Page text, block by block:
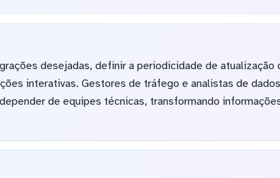
desejadas, definir a periodicidade de atualização
interativas. Gestores de tráfego e analistas de
de equipes técnicas, transformando